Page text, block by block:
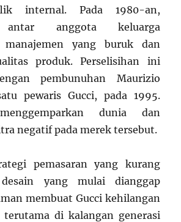
internal. Pada 1980-an,
antar anggota keluarga
manajemen yang buruk dan
produk. Perselisihan ini
pembunuhan Maurizio
pewaris Gucci, pada 1995.
dunia dan
negatif pada merek tersebut.
pemasaran yang kurang
yang mulai dianggap
membuat Gucci kehilangan
di kalangan generasi